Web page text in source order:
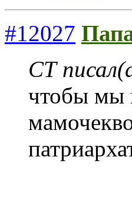
#12027
СТ
чтобы мы